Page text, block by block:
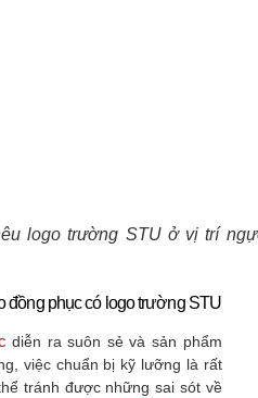
logo trường STU ở vị trí
đồng phục có logo trường STU
diễn ra suôn sẻ và sản phẩm
việc chuẩn bị kỹ lưỡng là rất
tránh được những sai sót về